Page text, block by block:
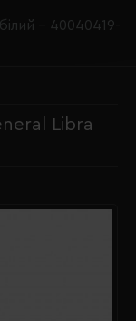
- 40040419-
Libra